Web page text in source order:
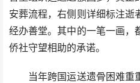
安葬流程，右侧则详细标注逝
经办善堂。其中的一笔一画，
侨社守望相助的承诺。
当年跨国运送遗骨困难重